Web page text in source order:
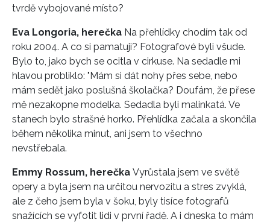
tvrdě vybojované místo?
Eva Longoria, herečka Na přehlídky chodím tak od
roku 2004. A co si pamatuji? Fotografové byli všude.
Bylo to, jako bych se ocitla v cirkuse. Na sedadle mi
hlavou probliklo: "Mám si dát nohy přes sebe, nebo
mám sedět jako poslušná školačka? Doufám, že přese
mě nezakopne modelka. Sedadla byli malinkatá. Ve
stanech bylo strašné horko. Přehlídka začala a skončila
během několika minut, ani jsem to všechno
nevstřebala.
Emmy Rossum, herečka Vyrůstala jsem ve světě
opery a byla jsem na určitou nervozitu a stres zvyklá,
ale z čeho jsem byla v šoku, byly tisíce fotografů
snažících se vyfotit lidi v první řadě. A i dneska to mám